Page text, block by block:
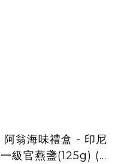
阿翁海味禮盒 - 印尼
一級官燕盞(125g) (僅